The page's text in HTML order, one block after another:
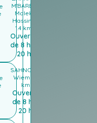
M'BAREK
Malek
Hassina
1.4 km
Ouverte
de 8 h à
20 h
SAHNOUN
Wiem
km
Ouverte
de 8 h à
20 h